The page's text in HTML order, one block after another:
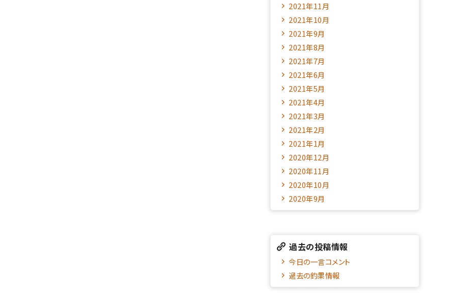
2021年11月
2021年10月
2021年9月
2021年8月
2021年7月
2021年6月
2021年5月
2021年4月
2021年3月
2021年2月
2021年1月
2020年12月
2020年11月
2020年10月
2020年9月
過去の投稿情報
今日の一言コメント
過去の釣果情報